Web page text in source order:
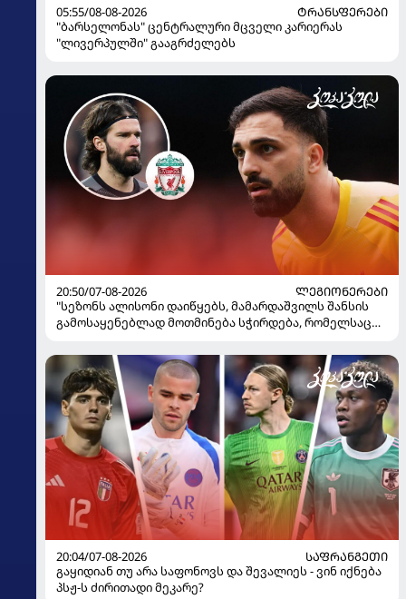
05:55/08-08-2026
ᲢᲠᲐᲜᲡᲤᲔᲠᲔᲑᲘ
"ბარსელონას" ცენტრალური მცველი კარიერას
"ლივერპულში" გააგრძელებს
20:50/07-08-2026
ᲚᲔᲒᲘᲝᲜᲔᲠᲔᲑᲘ
"სეზონს ალისონი დაიწყებს, მამარდაშვილს შანსის
გამოსაყენებლად მოთმინება სჭირდება, რომელსაც
ყოფილმა მეკარემ
20:04/07-08-2026
ᲡᲐᲤᲠᲐᲜᲒᲔᲗᲘ
გაყიდიან თუ არა საფონოვს და შევალიეს - ვინ იქნება
პსჟ-ს ძირითადი მეკარე?